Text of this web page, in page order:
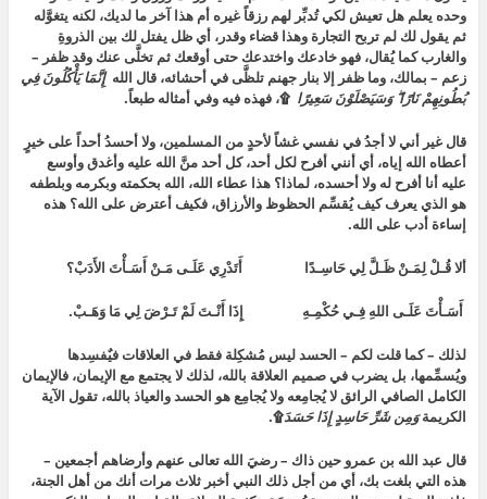
وحده يعلم هل تعيش لكي تُدبِّر لهم رزقاً غيره أم هذا آخر ما لديك، لكنه يتغوَّله
ثم يقول لك لم تربح التجارة وهذا قضاء وقدر، أي ظل يفتل لك بين الذروةِ
والغارب كما يُقال، فهو خادعك واختدعك حتى أوقعك ثم تخلَّى عنك وقد ظفر –
زعم – بمالك، وما ظفر إلا بنار جهنم تلظَّى في أحشائه، قال الله إِنَّمَا يَأْكُلُونَ فِي
بُطُونِهِمْ نَارًا ۖ وَسَيَصْلَوْنَ سَعِيرًا ۩، فهذه فيه وفي أمثاله طبعاً.
قال غير أني لا أجدُ في نفسي غشاً لأحدٍ من المسلمين، ولا أحسدُ أحداً على خيرٍ
أعطاه الله إياه، أي أنني أفرح لكل أحد، كل أحد منَّ الله عليه وأغدق وأوسع
عليه أنا أفرح له ولا أحسده، لماذا؟ هذا عطاء الله، الله بحكمته وبكرمه وبلطفه
هو الذي يعرف كيف يُقسِّم الحظوظ والأرزاق، فكيف أعترض على الله؟ هذه
إساءة أدب على الله.
ألا قُـلْ لِمَـنْ ظَـلَّ لِي حَاسِـدًا أَتَدْرِي عَلَـى مَـنْ أَسَـأْتَ الأَدَبْ؟
أَسَـأْتَ عَلَـى اللهِ فِـي حُكْمِـهِ إِذَا أَنْـتَ لَمْ تَـرْضَ لِي مَا وَهَـبْ.
لذلك – كما قلت لكم – الحسد ليس مُشكِلة فقط في العلاقات فيٌفسِدها
ويُسمِّمها، بل يضرب في صميم العلاقة بالله، لذلك لا يجتمع مع الإيمان، فالإيمان
الكامل الصافي الرائق لا يُجامِعه ولا يُجامِع هو الحسد والعياذ بالله، تقول الآية
الكريمةوَمِن شَرِّ حَاسِدٍ إِذَا حَسَدَ۩.
قال عبد الله بن عمرو حين ذاك – رضيَ الله تعالى عنهم وأرضاهم أجمعين –
هذه التي بلغت بك، أي من أجل ذلك النبي أخبر ثلاث مرات أنك من أهل الجنة،